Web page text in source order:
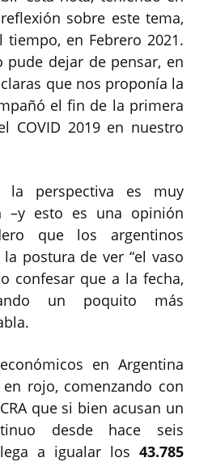
sobre este tema,
tiempo, en Febrero 2021.
pude dejar de pensar, en
que nos proponía la
el fin de la primera
COVID 2019 en nuestro
la perspectiva es muy
–y esto es una opinión
que los argentinos
postura de ver “el vaso
confesar que a la fecha,
un poquito más
en Argentina
rojo, comenzando con
que si bien acusan un
desde hace seis
a igualar los 43.785